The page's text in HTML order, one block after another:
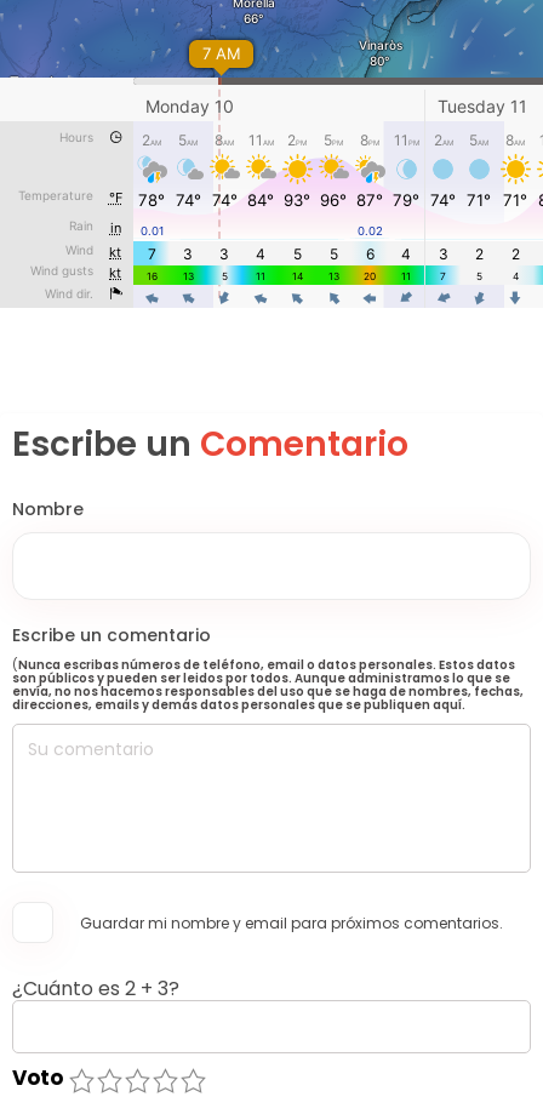
Escribe un Comentario
Nombre
Escribe un comentario
(Nunca escribas números de teléfono, email o datos personales. Estos datos
son públicos y pueden ser leidos por todos. Aunque administramos lo que se
envía, no nos hacemos responsables del uso que se haga de nombres, fechas,
direcciones, emails y demás datos personales que se publiquen aquí.
Guardar mi nombre y email para próximos comentarios.
¿Cuánto es 2 + 3?
Voto 5
4
3
2
1